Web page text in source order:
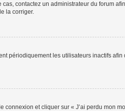
contactez un administrateur du forum
la corriger.
périodiquement les utilisateurs inactifs
et cliquer sur « J’ai perdu mon